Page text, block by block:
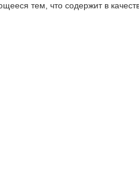
тем, что содержит в